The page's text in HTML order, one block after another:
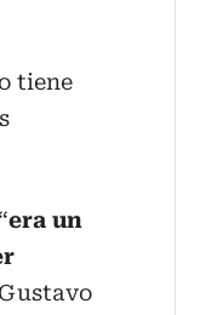
tiene
era un